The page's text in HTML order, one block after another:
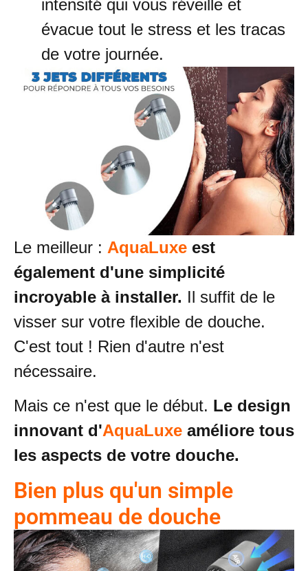
intensité qui vous réveille et
évacue tout le stress et les tracas
de votre journée.
Le meilleur : AquaLuxe est
également d'une simplicité
incroyable à installer. Il suffit de le
visser sur votre flexible de douche.
C'est tout ! Rien d'autre n'est
nécessaire.
Mais ce n'est que le début. Le design
innovant d'AquaLuxe améliore tous
les aspects de votre douche.
Bien plus qu'un simple
pommeau de douche